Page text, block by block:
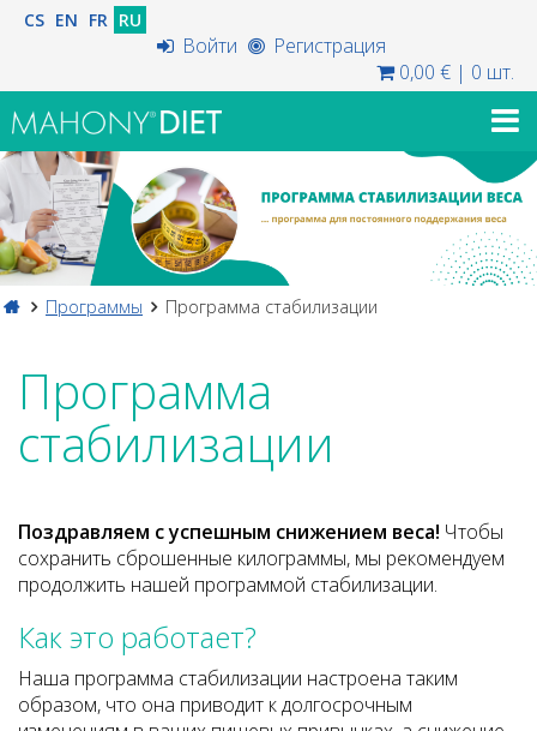
CS EN FR RU
Войти
Регистрация
0,00 € | 0 шт.
Программы Программа стабилизации
Программа
стабилизации
Поздравляем с успешным снижением веса! Чтобы
сохранить сброшенные килограммы, мы рекомендуем
продолжить нашей программой стабилизации.
Как это работает?
Наша программа стабилизации настроена таким
образом, что она приводит к долгосрочным